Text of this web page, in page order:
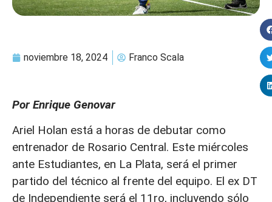
noviembre 18, 2024 Franco Scala
Por Enrique Genovar
Ariel Holan está a horas de debutar como
entrenador de Rosario Central. Este miércoles
ante Estudiantes, en La Plata, será el primer
partido del técnico al frente del equipo. El ex DT
de Independiente será el 11ro, incluyendo sólo